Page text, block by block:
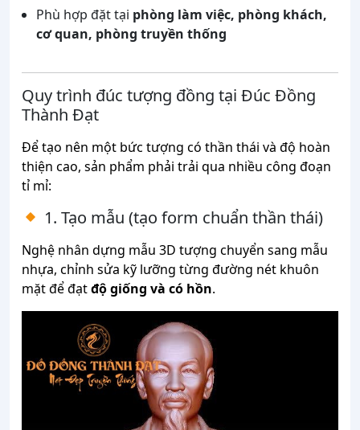
Phù hợp đặt tại phòng làm việc, phòng khách,
cơ quan, phòng truyền thống
Quy trình đúc tượng đồng tại Đúc Đồng
Thành Đạt
Để tạo nên một bức tượng có thần thái và độ hoàn
thiện cao, sản phẩm phải trải qua nhiều công đoạn
tỉ mỉ:
1. Tạo mẫu (tạo form chuẩn thần thái)
Nghệ nhân dựng mẫu 3D tượng chuyển sang mẫu
nhựa, chỉnh sửa kỹ lưỡng từng đường nét khuôn
mặt để đạtđộ giống và có hồn.